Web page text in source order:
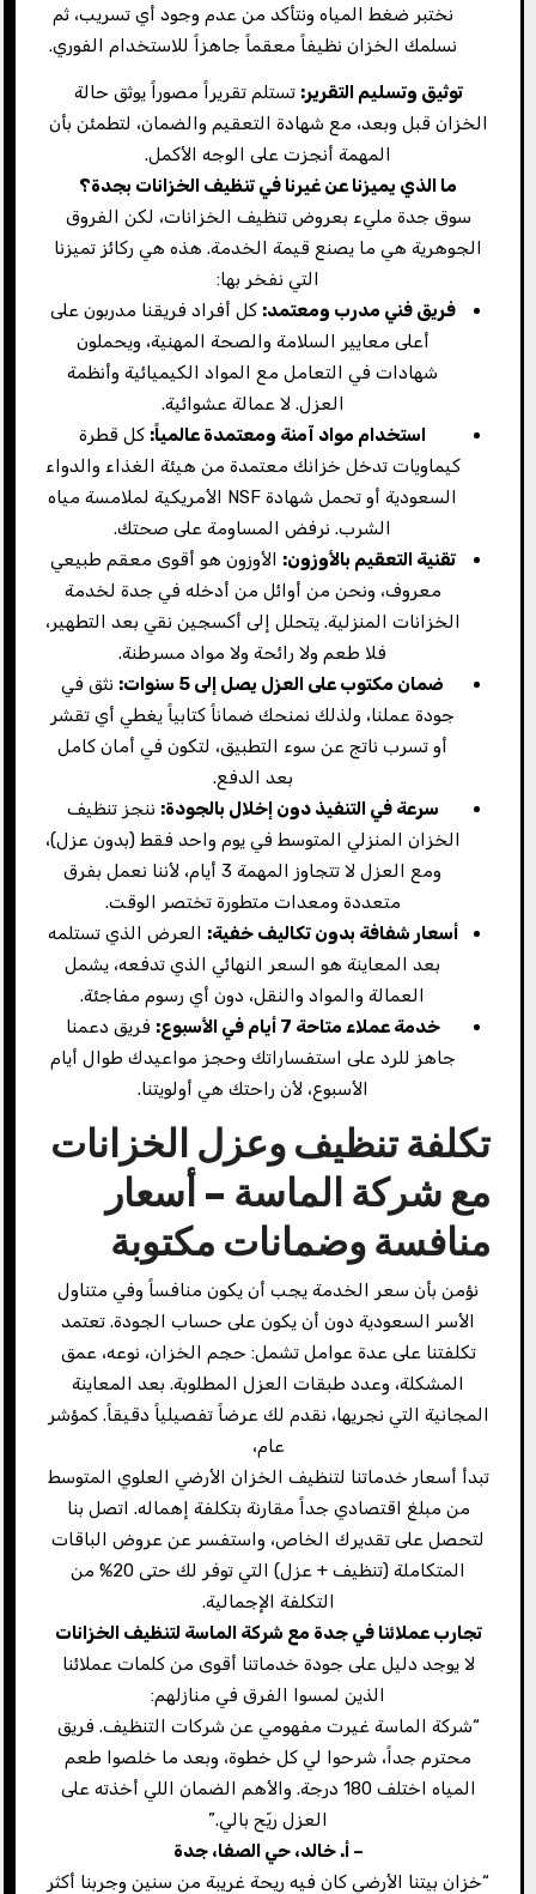
نختبر ضغط المياه ونتأكد من عدم وجود أي تسريب، ثم
نسلمك الخزان نظيفاً معقماً جاهزاً للاستخدام الفوري.
توثيق وتسليم التقرير: تستلم تقريراً مصوراً يوثق حالة
الخزان قبل وبعد، مع شهادة التعقيم والضمان، لتطمئن بأن
المهمة أنجزت على الوجه الأكمل.
ما الذي يميزنا عن غيرنا في تنظيف الخزانات بجدة؟
سوق جدة مليء بعروض تنظيف الخزانات، لكن الفروق
الجوهرية هي ما يصنع قيمة الخدمة. هذه هي ركائز تميزنا
التي نفخر بها:
فريق فني مدرب ومعتمد: كل أفراد فريقنا مدربون على
أعلى معايير السلامة والصحة المهنية، ويحملون
شهادات في التعامل مع المواد الكيميائية وأنظمة
العزل. لا عمالة عشوائية.
استخدام مواد آمنة ومعتمدة عالمياً: كل قطرة
كيماويات تدخل خزانك معتمدة من هيئة الغذاء والدواء
السعودية أو تحمل شهادة NSF الأمريكية لملامسة مياه
الشرب. نرفض المساومة على صحتك.
تقنية التعقيم بالأوزون: الأوزون هو أقوى معقم طبيعي
معروف، ونحن من أوائل من أدخله في جدة لخدمة
الخزانات المنزلية. يتحلل إلى أكسجين نقي بعد التطهير،
فلا طعم ولا رائحة ولا مواد مسرطنة.
ضمان مكتوب على العزل يصل إلى 5 سنوات
: نثق في
جودة عملنا، ولذلك نمنحك ضماناً كتابياً يغطي أي تقشر
أو تسرب ناتج عن سوء التطبيق، لتكون في أمان كامل
بعد الدفع.
سرعة في التنفيذ دون إخلال بالجودة: ننجز تنظيف
الخزان المنزلي المتوسط في يوم واحد فقط (بدون عزل)،
ومع العزل لا تتجاوز المهمة 3 أيام، لأننا نعمل بفرق
متعددة ومعدات متطورة تختصر الوقت.
أسعار شفافة بدون تكاليف خفية: العرض الذي تستلمه
بعد المعاينة هو السعر النهائي الذي تدفعه، يشمل
العمالة والمواد والنقل، دون أي رسوم مفاجئة.
خدمة عملاء متاحة 7 أيام في الأسبوع
: فريق دعمنا
جاهز للرد على استفساراتك وحجز مواعيدك طوال أيام
الأسبوع، لأن راحتك هي أولويتنا.
تكلفة تنظيف وعزل الخزانات
مع شركة الماسة – أسعار
منافسة وضمانات مكتوبة
نؤمن بأن سعر الخدمة يجب أن يكون منافساً وفي متناول
الأسر السعودية دون أن يكون على حساب الجودة. تعتمد
تكلفتنا على عدة عوامل تشمل: حجم الخزان، نوعه، عمق
المشكلة، وعدد طبقات العزل المطلوبة. بعد المعاينة
المجانية التي نجريها، نقدم لك عرضاً تفصيلياً دقيقاً. كمؤشر
عام،
تبدأ أسعار خدماتنا لتنظيف الخزان الأرضي العلوي المتوسط
من مبلغ اقتصادي جداً مقارنة بتكلفة إهماله. اتصل بنا
لتحصل على تقديرك الخاص، واستفسر عن عروض الباقات
المتكاملة (تنظيف + عزل) التي توفر لك حتى 20% من
التكلفة الإجمالية.
تجارب عملائنا في جدة مع شركة الماسة لتنظيف الخزانات
لا يوجد دليل على جودة خدماتنا أقوى من كلمات عملائنا
الذين لمسوا الفرق في منازلهم:
“شركة الماسة غيرت مفهومي عن شركات التنظيف. فريق
محترم جداً، شرحوا لي كل خطوة، وبعد ما خلصوا طعم
المياه اختلف 180 درجة. والأهم الضمان اللي أخذته على
العزل ريّح بالي.”
– أ. خالد، حي الصفا، جدة
“خزان بيتنا الأرضي كان فيه ريحة غريبة من سنين وجربنا أكثر